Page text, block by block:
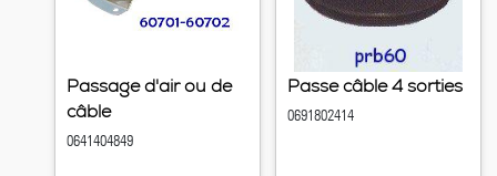
Passage d'air ou de
câble
0641404849
Passe câble 4 sorties
0691802414